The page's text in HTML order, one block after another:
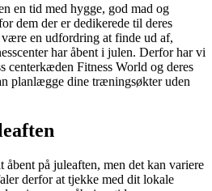
en tid med hygge, god mad og
dem der er dedikerede til deres
en udfordring at finde ud af,
har åbent i julen. Derfor har vi
centerkæden Fitness World og deres
planlægge dine træningsøkter uden
på juleaften, men det kan variere
derfor at tjekke med dit lokale